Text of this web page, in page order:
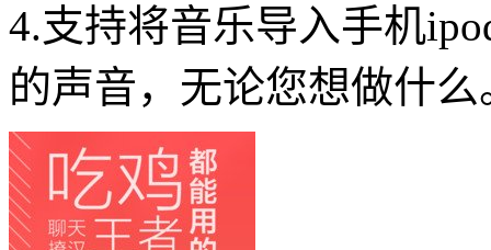
4.支持将音乐导入手机
的声音，无论您想做什么